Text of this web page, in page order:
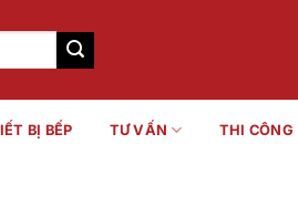
BỊ BẾP TƯ VẤN THI CÔNG